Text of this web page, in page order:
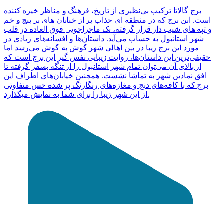
برج گالاتا ترکیب بی‌نظیری از تاریخ، فرهنگ و مناظر خیره کننده
است. این برج که در منطقه ای جذاب پر از خیابان های پر پیچ و خم
و تپه های شیب دار قرار گرفته، یک ماجراجویی فوق العاده در قلب
شهر استانبول به حساب می‌آید. داستان‌ها و افسانه‌های زیادی در
مورد این برج زیبا در بین اهالی شهر گوش به گوش می‌رسد اما
حقیقی‌ترین این داستان‌ها، روایت زیبایی نفس گیر این برج است که
از بالای آن می‌توان تمام شهر استانبول را از تنگه بسفر گرفته تا
افق نمادین شهر به تماشا نشست. همچنین خیابان‌های اطراف این
برج که با کافه‌های دنج و مغازه‌های رنگارنگ پر شده حس متفاوتی
از این شهر زیبا را برای شما به نمایش میگذارد.